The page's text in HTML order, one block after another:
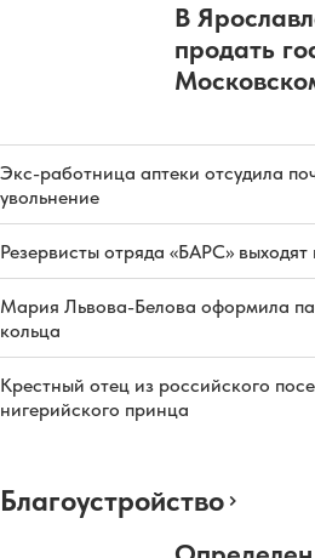
В
продать
Экс-работница аптеки отсудила
увольнение
Резервисты отряда «БАРС»
Мария Львова-Белова оформила
кольца
Крестный отец из российского
нигерийского принца
Благоустройство